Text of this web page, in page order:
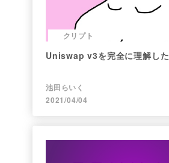
クリプト
Uniswap v3を完全に理解した
池田らいく
2021/04/04